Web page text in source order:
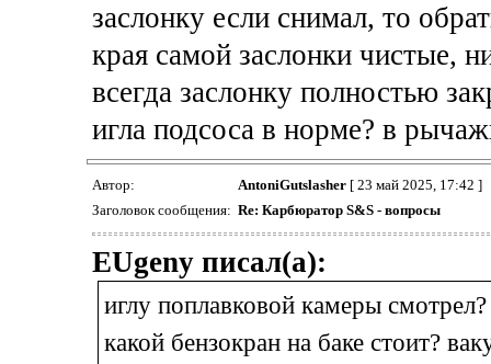
заслонку если снимал, то
края самой заслонки чистые,
всегда заслонку полностью
игла подсоса в норме? в
Автор: AntoniGutslasher[ 23 май 2025, 17:42 ]
Заголовок сообщения: Re: Карбюратор S&S - вопросы
EUgeny писал(а):
иглу поплавковой камеры
какой бензокран на баке стоит?